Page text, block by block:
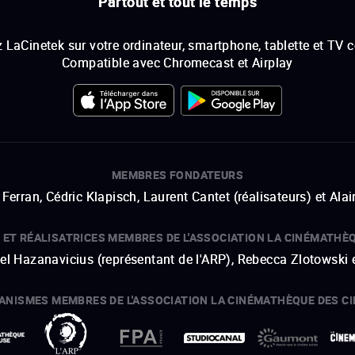
LaCinetek sur votre ordinateur, smartphone, tablette et TV
Compatible avec Chromecast et Airplay
MEMBRES FONDATEURS
Cédric Klapisch, Laurent Cantet (réalisateurs) et
RÉALISATRICES MEMBRES DE L'ASSOCIATION LA
Hazanavicius (représentant de l'ARP), Rebecca
MEMBRES DE L'ASSOCIATION LA CINÉMATHÈQUE DES